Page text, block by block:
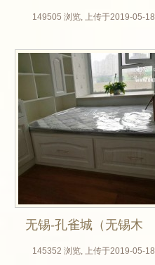
门厂，实木贴皮开放
米定制）_01
149505 浏览, 上传于2019-05-18
无锡-孔雀城（无锡木
门厂，实木贴皮开放
145352 浏览, 上传于2019-05-18